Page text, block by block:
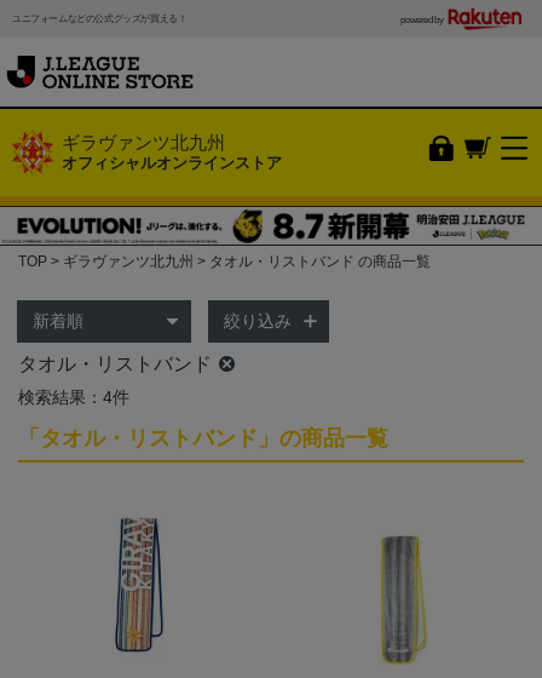
ユニフォームなどの公式グッズが買える！ powered by
ギラヴァンツ北九州
オフィシャルオンラインストア
TOP ギラヴァンツ北九州 タオル・リストバンド の商品一覧
絞り込み
タオル・リストバンド
検索結果：4件
「タオル・リストバンド」の商品一覧